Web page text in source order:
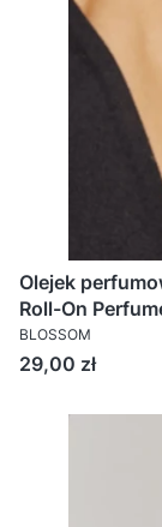
Olejek perfumowany
Roll-On
BLOSSOM
Cena
29,00 zł